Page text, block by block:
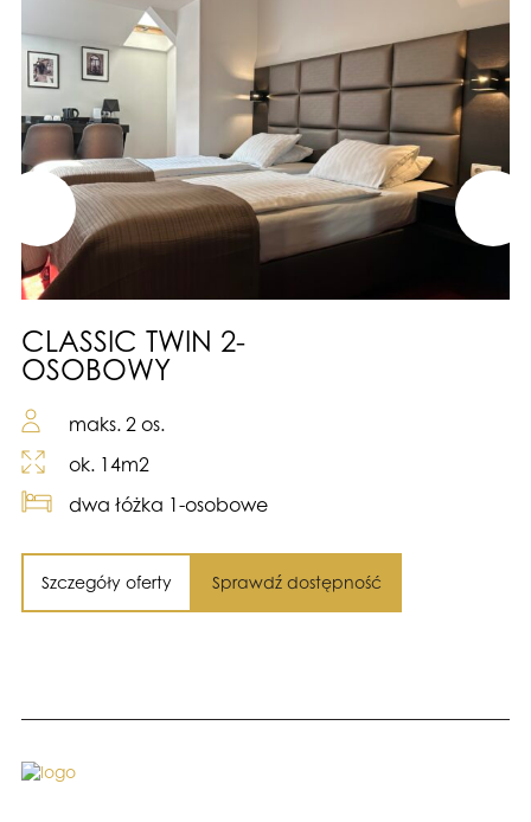
CLASSIC TWIN 2-
OSOBOWY
maks. 2 os.
ok. 14m2
dwa łóżka 1-osobowe
Szczegóły oferty Sprawdź dostępność